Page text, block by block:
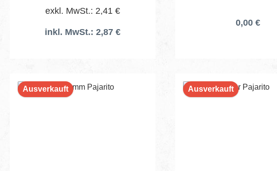
exkl. MwSt.: 2,41 €
inkl. MwSt.: 2,87 €
0,00 €
Ausverkauft Ausverkauft